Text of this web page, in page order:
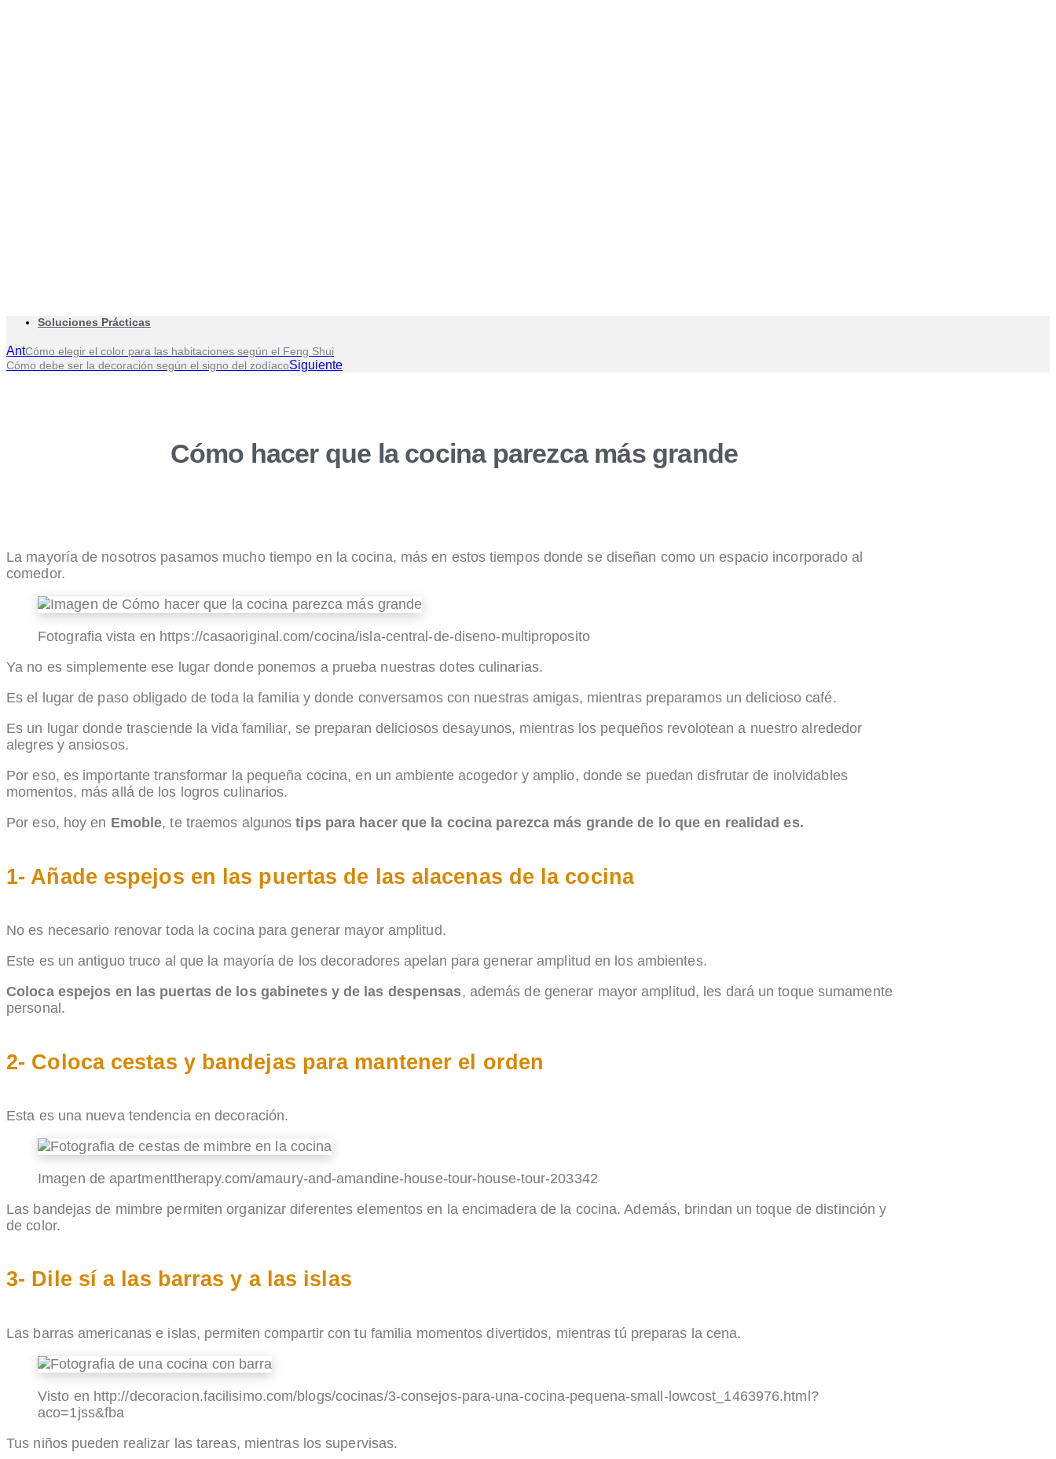
Soluciones Prácticas
AntCómo elegir el color para las habitaciones según el Feng Shui
Cómo debe ser la decoración según el signo del zodíacoSiguiente
Cómo hacer que la cocina parezca más grande
La mayoría de nosotros pasamos mucho tiempo en la cocina, más en estos tiempos donde se diseñan como un espacio incorporado al
comedor.
Fotografia vista en https://casaoriginal.com/cocina/isla-central-de-diseno-multiproposito
Ya no es simplemente ese lugar donde ponemos a prueba nuestras dotes culinarias.
Es el lugar de paso obligado de toda la familia y donde conversamos con nuestras amigas, mientras preparamos un delicioso café.
Es un lugar donde trasciende la vida familiar, se preparan deliciosos desayunos, mientras los pequeños revolotean a nuestro alrededor
alegres y ansiosos.
Por eso, es importante transformar la pequeña cocina, en un ambiente acogedor y amplio, donde se puedan disfrutar de inolvidables
momentos, más allá de los logros culinarios.
Por eso, hoy en Emoble, te traemos algunostips para hacer que la cocina parezca más grande de lo que en realidad es.
1- Añade espejos en las puertas de las alacenas de la cocina
No es necesario renovar toda la cocina para generar mayor amplitud.
Este es un antiguo truco al que la mayoría de los decoradores apelan para generar amplitud en los ambientes.
Coloca espejos en las puertas de los gabinetes y de las despensas, además de generar mayor amplitud, les dará un toque sumamente
personal.
2- Coloca cestas y bandejas para mantener el orden
Esta es una nueva tendencia en decoración.
Imagen de apartmenttherapy.com/amaury-and-amandine-house-tour-house-tour-203342
Las bandejas de mimbre permiten organizar diferentes elementos en la encimadera de la cocina. Además, brindan un toque de distinción y
de color.
3- Dile sí a las barras y a las islas
Las barras americanas e islas, permiten compartir con tu familia momentos divertidos, mientras tú preparas la cena.
Visto en http://decoracion.facilisimo.com/blogs/cocinas/3-consejos-para-una-cocina-pequena-small-lowcost_1463976.html?
aco=1jss&fba
Tus niños pueden realizar las tareas, mientras los supervisas.